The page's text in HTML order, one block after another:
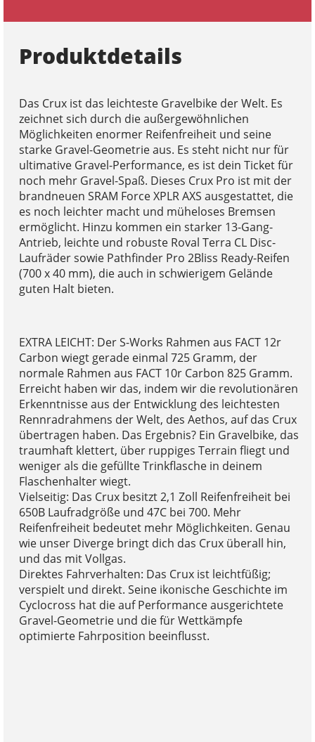
Produktdetails
Das Crux ist das leichteste Gravelbike der Welt. Es
zeichnet sich durch die außergewöhnlichen
Möglichkeiten enormer Reifenfreiheit und seine
starke Gravel-Geometrie aus. Es steht nicht nur für
ultimative Gravel-Performance, es ist dein Ticket für
noch mehr Gravel-Spaß. Dieses Crux Pro ist mit der
brandneuen SRAM Force XPLR AXS ausgestattet, die
es noch leichter macht und müheloses Bremsen
ermöglicht. Hinzu kommen ein starker 13-Gang-
Antrieb, leichte und robuste Roval Terra CL Disc-
Laufräder sowie Pathfinder Pro 2Bliss Ready-Reifen
(700 x 40 mm), die auch in schwierigem Gelände
guten Halt bieten.
EXTRA LEICHT: Der S-Works Rahmen aus FACT 12r
Carbon wiegt gerade einmal 725 Gramm, der
normale Rahmen aus FACT 10r Carbon 825 Gramm.
Erreicht haben wir das, indem wir die revolutionären
Erkenntnisse aus der Entwicklung des leichtesten
Rennradrahmens der Welt, des Aethos, auf das Crux
übertragen haben. Das Ergebnis? Ein Gravelbike, das
traumhaft klettert, über ruppiges Terrain fliegt und
weniger als die gefüllte Trinkflasche in deinem
Flaschenhalter wiegt.
Vielseitig: Das Crux besitzt 2,1 Zoll Reifenfreiheit bei
650B Laufradgröße und 47C bei 700. Mehr
Reifenfreiheit bedeutet mehr Möglichkeiten. Genau
wie unser Diverge bringt dich das Crux überall hin,
und das mit Vollgas.
Direktes Fahrverhalten: Das Crux ist leichtfüßig;
verspielt und direkt. Seine ikonische Geschichte im
Cyclocross hat die auf Performance ausgerichtete
Gravel-Geometrie und die für Wettkämpfe
optimierte Fahrposition beeinflusst.